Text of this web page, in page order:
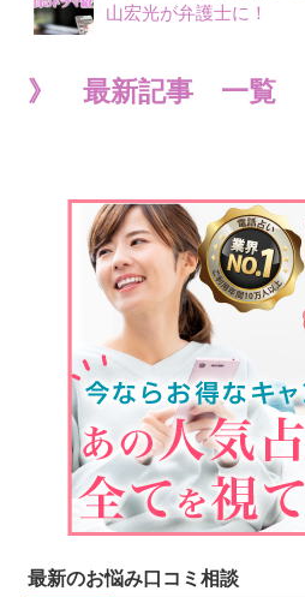
山宏光が弁護士に！
》 最新記事 一覧
最新のお悩み口コミ相談